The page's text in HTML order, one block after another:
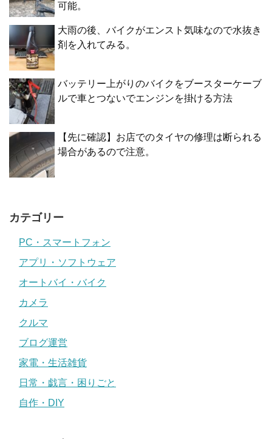
可能。
大雨の後、バイクがエンスト気味なので水抜き
剤を入れてみる。
バッテリー上がりのバイクをブースターケーブ
ルで車とつないでエンジンを掛ける方法
【先に確認】お店でのタイヤの修理は断られる
場合があるので注意。
カテゴリー
PC・スマートフォン
アプリ・ソフトウェア
オートバイ・バイク
カメラ
クルマ
ブログ運営
家電・生活雑貨
日常・戯言・困りごと
自作・DIY